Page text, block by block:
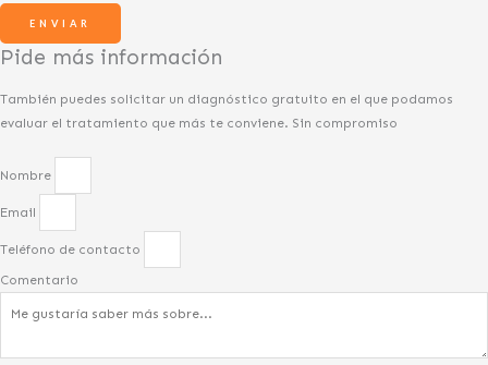
ENVIAR
Pide más información
También puedes solicitar un diagnóstico gratuito en el que podamos
evaluar el tratamiento que más te conviene. Sin compromiso
Nombre
Email
Teléfono de contacto
Comentario